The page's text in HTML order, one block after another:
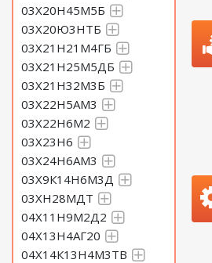
03Х20Н45М5Б
03Х20Ю3НТБ
03Х21Н21М4ГБ
03Х21Н25М5ДБ
03Х21Н32М3Б
03Х22Н5АМ3
03Х22Н6М2
03Х23Н6
03Х24Н6АМ3
03Х9К14Н6М3Д
03ХН28МДТ
04Х11Н9М2Д2
04Х13Н4АГ20
04Х14К13Н4М3ТВ